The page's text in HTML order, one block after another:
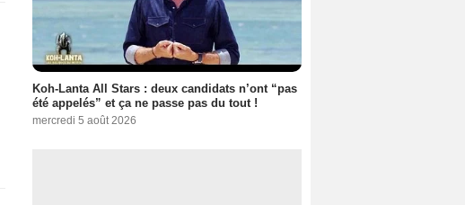
Koh-Lanta All Stars : deux candidats n’ont “pas
été appelés” et ça ne passe pas du tout !
mercredi 5 août 2026